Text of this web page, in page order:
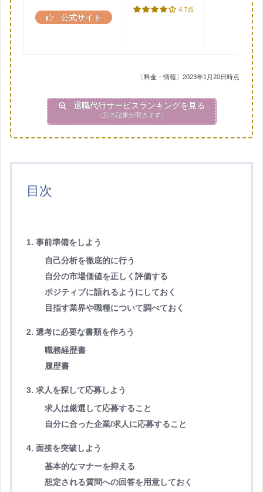
公式サイト
4.7点
〔料金・情報〕2023年1月20日時点
退職代行サービスランキングを見る
（別の記事が開きます）
目次
1. 事前準備をしよう
自己分析を徹底的に行う
自分の市場価値を正しく評価する
ポジティブに語れるようにしておく
目指す業界や職種について調べておく
2. 選考に必要な書類を作ろう
職務経歴書
履歴書
3. 求人を探して応募しよう
求人は厳選して応募すること
自分に合った企業/求人に応募すること
4. 面接を突破しよう
基本的なマナーを抑える
想定される質問への回答を用意しておく